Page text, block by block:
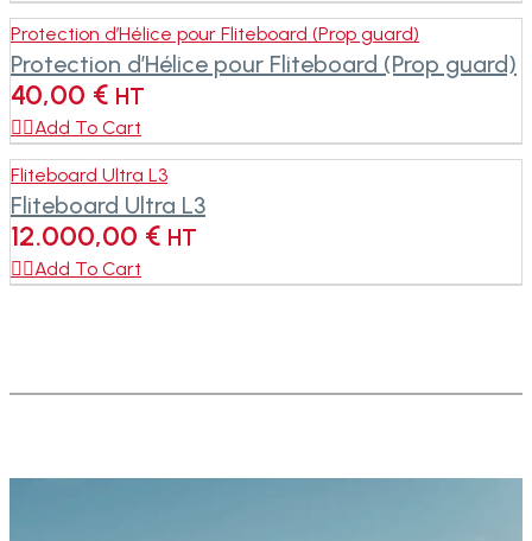
Protection d’Hélice pour Fliteboard (Prop guard)
Protection d’Hélice pour Fliteboard (Prop guard)
40,00 € HT
Add To Cart
Fliteboard Ultra L3
Fliteboard Ultra L3
12.000,00 € HT
Add To Cart